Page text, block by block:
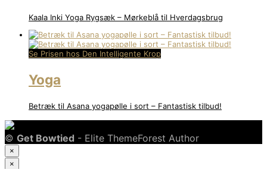
Kaala Inki Yoga Rygsæk – Mørkeblå til Hverdagsbrug
Se Prisen hos Den Intelligente Krop
Yoga
Betræk til Asana yogapølle i sort – Fantastisk tilbud!
© Get Bowtied - Elite ThemeForest Author
×
×